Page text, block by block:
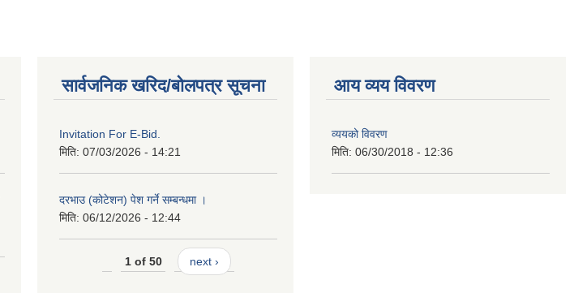
सार्वजनिक खरिद/बोलपत्र सूचना
Invitation For E-Bid.
मिति: 07/03/2026 - 14:21
दरभाउ (कोटेशन) पेश गर्ने सम्बन्धमा ।
मिति: 06/12/2026 - 12:44
1 of 50 next ›
आय व्यय विवरण
व्ययको विवरण
मिति: 06/30/2018 - 12:36